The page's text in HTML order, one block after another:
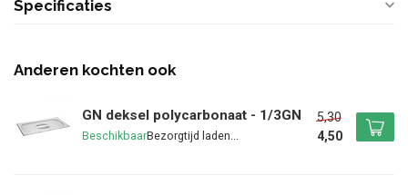
Specificaties
Anderen kochten ook
GN deksel polycarbonaat - 1/3GN
Beschikbaar
5,30
4,50